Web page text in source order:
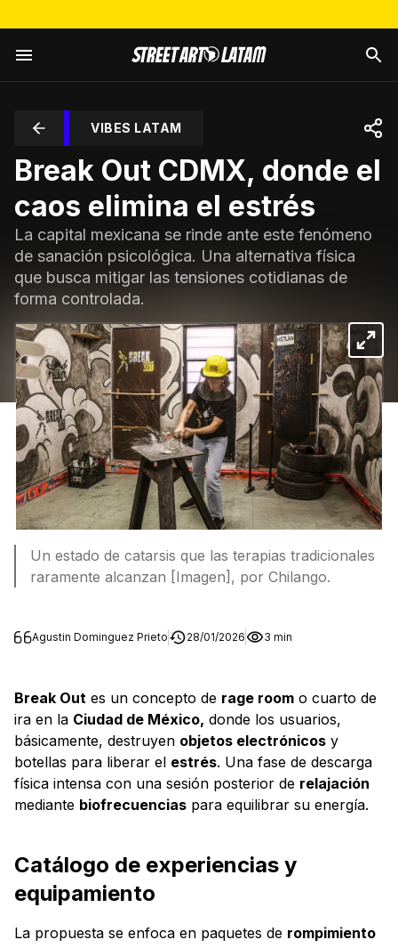
VIBES LATAM
Break Out CDMX, donde el
caos elimina el estrés
La capital mexicana se rinde ante este fenómeno
de sanación psicológica. Una alternativa física
que busca mitigar las tensiones cotidianas de
forma controlada.
Un estado de catarsis que las terapias tradicionales
raramente alcanzan [Imagen], por Chilango.
Agustin Dominguez Prieto 28/01/2026 3 min
Break Out es un concepto de rage room o cuarto de
ira en la Ciudad de México, donde los usuarios,
básicamente, destruyen objetos electrónicos y
botellas para liberar el estrés. Una fase de descarga
física intensa con una sesión posterior de relajación
mediante biofrecuencias para equilibrar su energía.
Catálogo de experiencias y
equipamiento
La propuesta se enfoca en paquetes de rompimiento